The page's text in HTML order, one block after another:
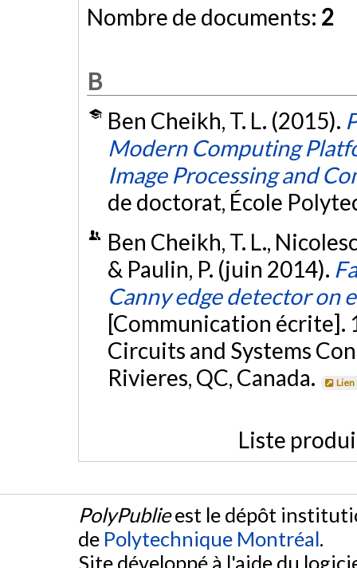
Nombre de documents: 2
B
Ben Cheikh, T. L. (2015).
Modern Computing
Image Processing and
de doctorat, École
Ben Cheikh, T. L.,
& Paulin, P. (juin 2014).
Canny edge detector on
[Communication écrite].
Circuits and Systems
Rivieres, QC, Canada.
Lien
Liste
PolyPublieest le dépôt
de Polytechnique Montréal.
Site développé à l'aide du